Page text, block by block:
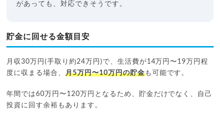
があっても、対応できそうです。
貯金に回せる金額目安
月収30万円(手取り約24万円)で、生活費が14万円〜19万円程
度に収まる場合、月5万円〜10万円の貯金も可能です。
年間では60万円〜120万円となるため、貯金だけでなく、自己
投資に回す余裕もあります。